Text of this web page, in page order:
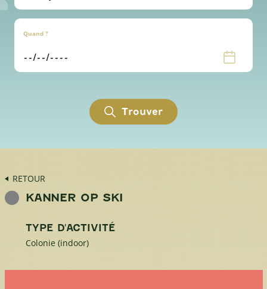
Quand ?
Trouver
RETOUR
KANNER OP SKI
TYPE D'ACTIVITÉ
Colonie (indoor)